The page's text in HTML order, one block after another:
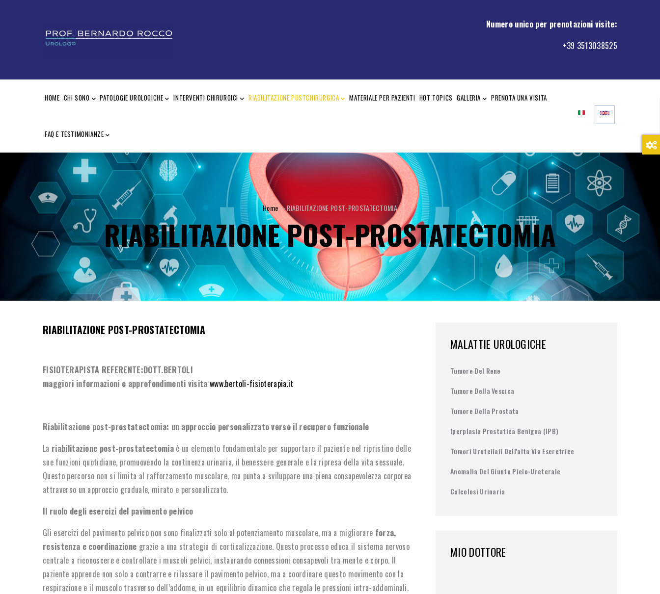
Numero unico per prenotazioni visite:
+39 3513038525
NAVIGATION
HOME CHI SONO PATOLOGIE UROLOGICHE INTERVENTI CHIRURGICI RIABILITAZIONE POSTCHIRURGICA MATERIALE PER PAZIENTI HOT TOPICS GALLERIA PRENOTA UNA VISITA
FAQ E TESTIMONIANZE
BREADCRUMB
Home--RIABILITAZIONE POST-PROSTATECTOMIA
RIABILITAZIONE POST-PROSTATECTOMIA
RIABILITAZIONE POST-PROSTATECTOMIA
FISIOTERAPISTA REFERENTE:DOTT.BERTOLI
maggiori informazioni e approfondimenti visitawww.bertoli-fisioterapia.it
Riabilitazione post-prostatectomia: un approccio personalizzato verso il recupero funzionale
La riabilitazione post-prostatectomiaè un elemento fondamentale per supportare il paziente nel ripristino delle
sue funzioni quotidiane, promuovendo la continenza urinaria, il benessere generale e la ripresa della vita sessuale.
Questo percorso non si limita al rafforzamento muscolare, ma punta a sviluppare una piena consapevolezza corporea
attraverso un approccio graduale, mirato e personalizzato.
Il ruolo degli esercizi del pavimento pelvico
Gli esercizi del pavimento pelvico non sono finalizzati solo al potenziamento muscolare, ma a migliorare forza,
resistenza e coordinazione grazie a una strategia di corticalizzazione. Questo processo educa il sistema nervoso
centrale a riconoscere e controllare i muscoli pelvici, instaurando connessioni consapevoli tra mente e corpo. Il
paziente apprende non solo a contrarre e rilassare il pavimento pelvico, ma a coordinare questo movimento con la
respirazione e il muscolo trasverso dell’addome, in un equilibrio dinamico che regola le pressioni intra-addominali.
MALATTIE UROLOGICHE
Tumore Del Rene
Tumore Della Vescica
Tumore Della Prostata
Iperplasia Prostatica Benigna (IPB)
Tumori Uroteliali Dell'alta Via Escretrice
Anomalia Del Giunto Pielo-Ureterale
Calcolosi Urinaria
MIO DOTTORE